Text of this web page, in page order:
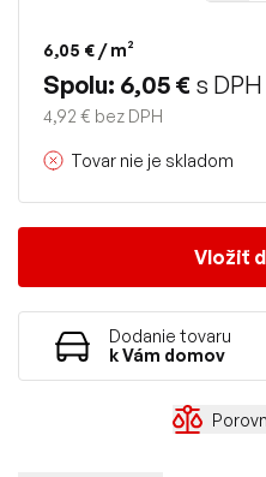
6,05 € / m²
Spolu: 6,05 € s DPH
4,92 € bez DPH
Tovar nie je skladom
Vložiť
Dodanie tovaru
k Vám domov